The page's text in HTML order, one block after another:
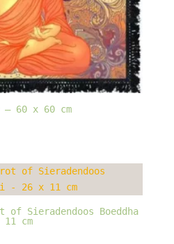
– 60 x 60 cm
of Sieradendoos Boeddha
cm